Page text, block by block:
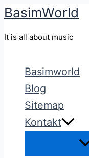
Gå
BasimWorld
It is all about music
Basimworld
Blog
Sitemap
Kontakt